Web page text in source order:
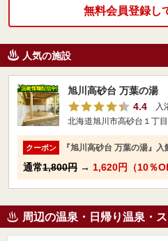
無料会員登録し
人気の施設
旭川高砂台 万葉の湯
4.4
入
北海道旭川市高砂台１丁
クーポン 『旭川高砂台 万葉の湯』入
通常1,800円 → 1,620円（10％
周辺の温泉・日帰り温泉・